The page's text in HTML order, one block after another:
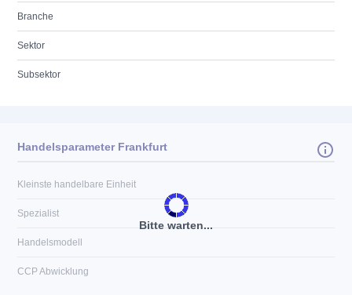
Branche
Sektor
Subsektor
Bitte warten...
Handelsparameter Frankfurt
Kleinste handelbare Einheit
Spezialist
Handelsmodell
CCP Abwicklung